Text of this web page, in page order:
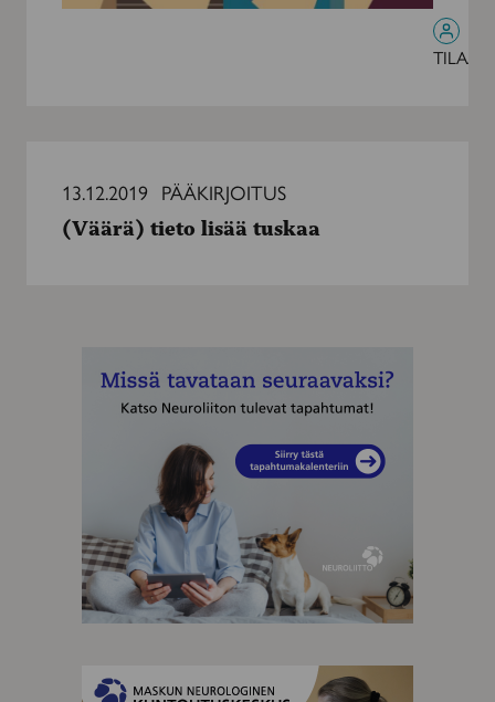
tuskaa
13.12.2019 PÄÄKIRJOITUS
(Väärä) tieto lisää tuskaa